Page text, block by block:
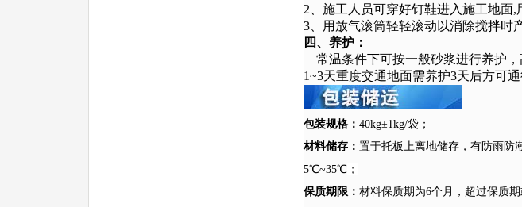
2、施工人员可穿好钉鞋进入施工地面
3、用放气滚筒轻轻滚动以消除搅拌时
四、养护：
常温条件下可按一般砂浆进行养护
1~3天重度交通地面需养护3天后方可通
包装规格： 40kg±1kg/袋；
材料储存： 置于托板上离地储存，有防雨防
5℃~35℃ ；
保质期限： 材料保质期为6个月，超过保质